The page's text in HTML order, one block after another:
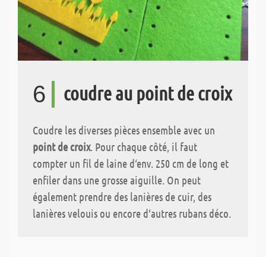
6 coudre au point de croix
Coudre les diverses pièces ensemble avec un
point de croix. Pour chaque côté, il faut
compter un fil de laine d‘env. 250 cm de long et
enfiler dans une grosse aiguille. On peut
également prendre des lanières de cuir, des
lanières velouis ou encore d‘autres rubans déco.